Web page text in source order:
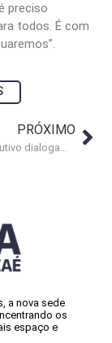
preciso
todos. É com
PRÓXIMO
a nova sede
os
espaço e